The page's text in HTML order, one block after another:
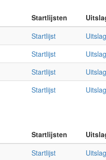
Startlijsten
Startlijst
Uitslag
Startlijst
Uitslag
Startlijst
Uitslag
Startlijst Uitslag
Startlijsten
Startlijst
Uitslag